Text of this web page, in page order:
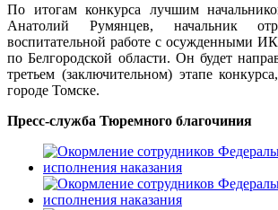
По итогам конкурса лучшим
Анатолий Румянцев, начальник
воспитательной работе с осужденными
по Белгородской области. Он будет
третьем (заключительном) этапе
городе Томске.
Пресс-служба Тюремного благочиния